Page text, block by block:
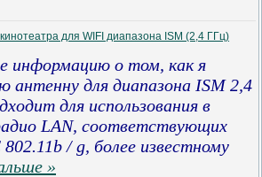
для WIFI диапазона ISM (2,4 ГГц)
информацию о том, как я
антенну для диапазона ISM 2,4
для использования в
LAN, соответствующих
/ g, более известному
»